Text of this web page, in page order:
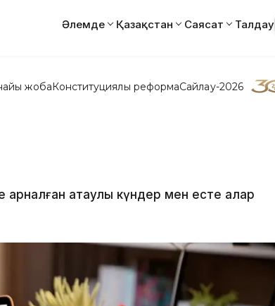
Әлемде Қазақстан Саясат Талдау
жобаКонституциялық реформаСайлау-2026
арналған атаулы күндер мен есте қалар